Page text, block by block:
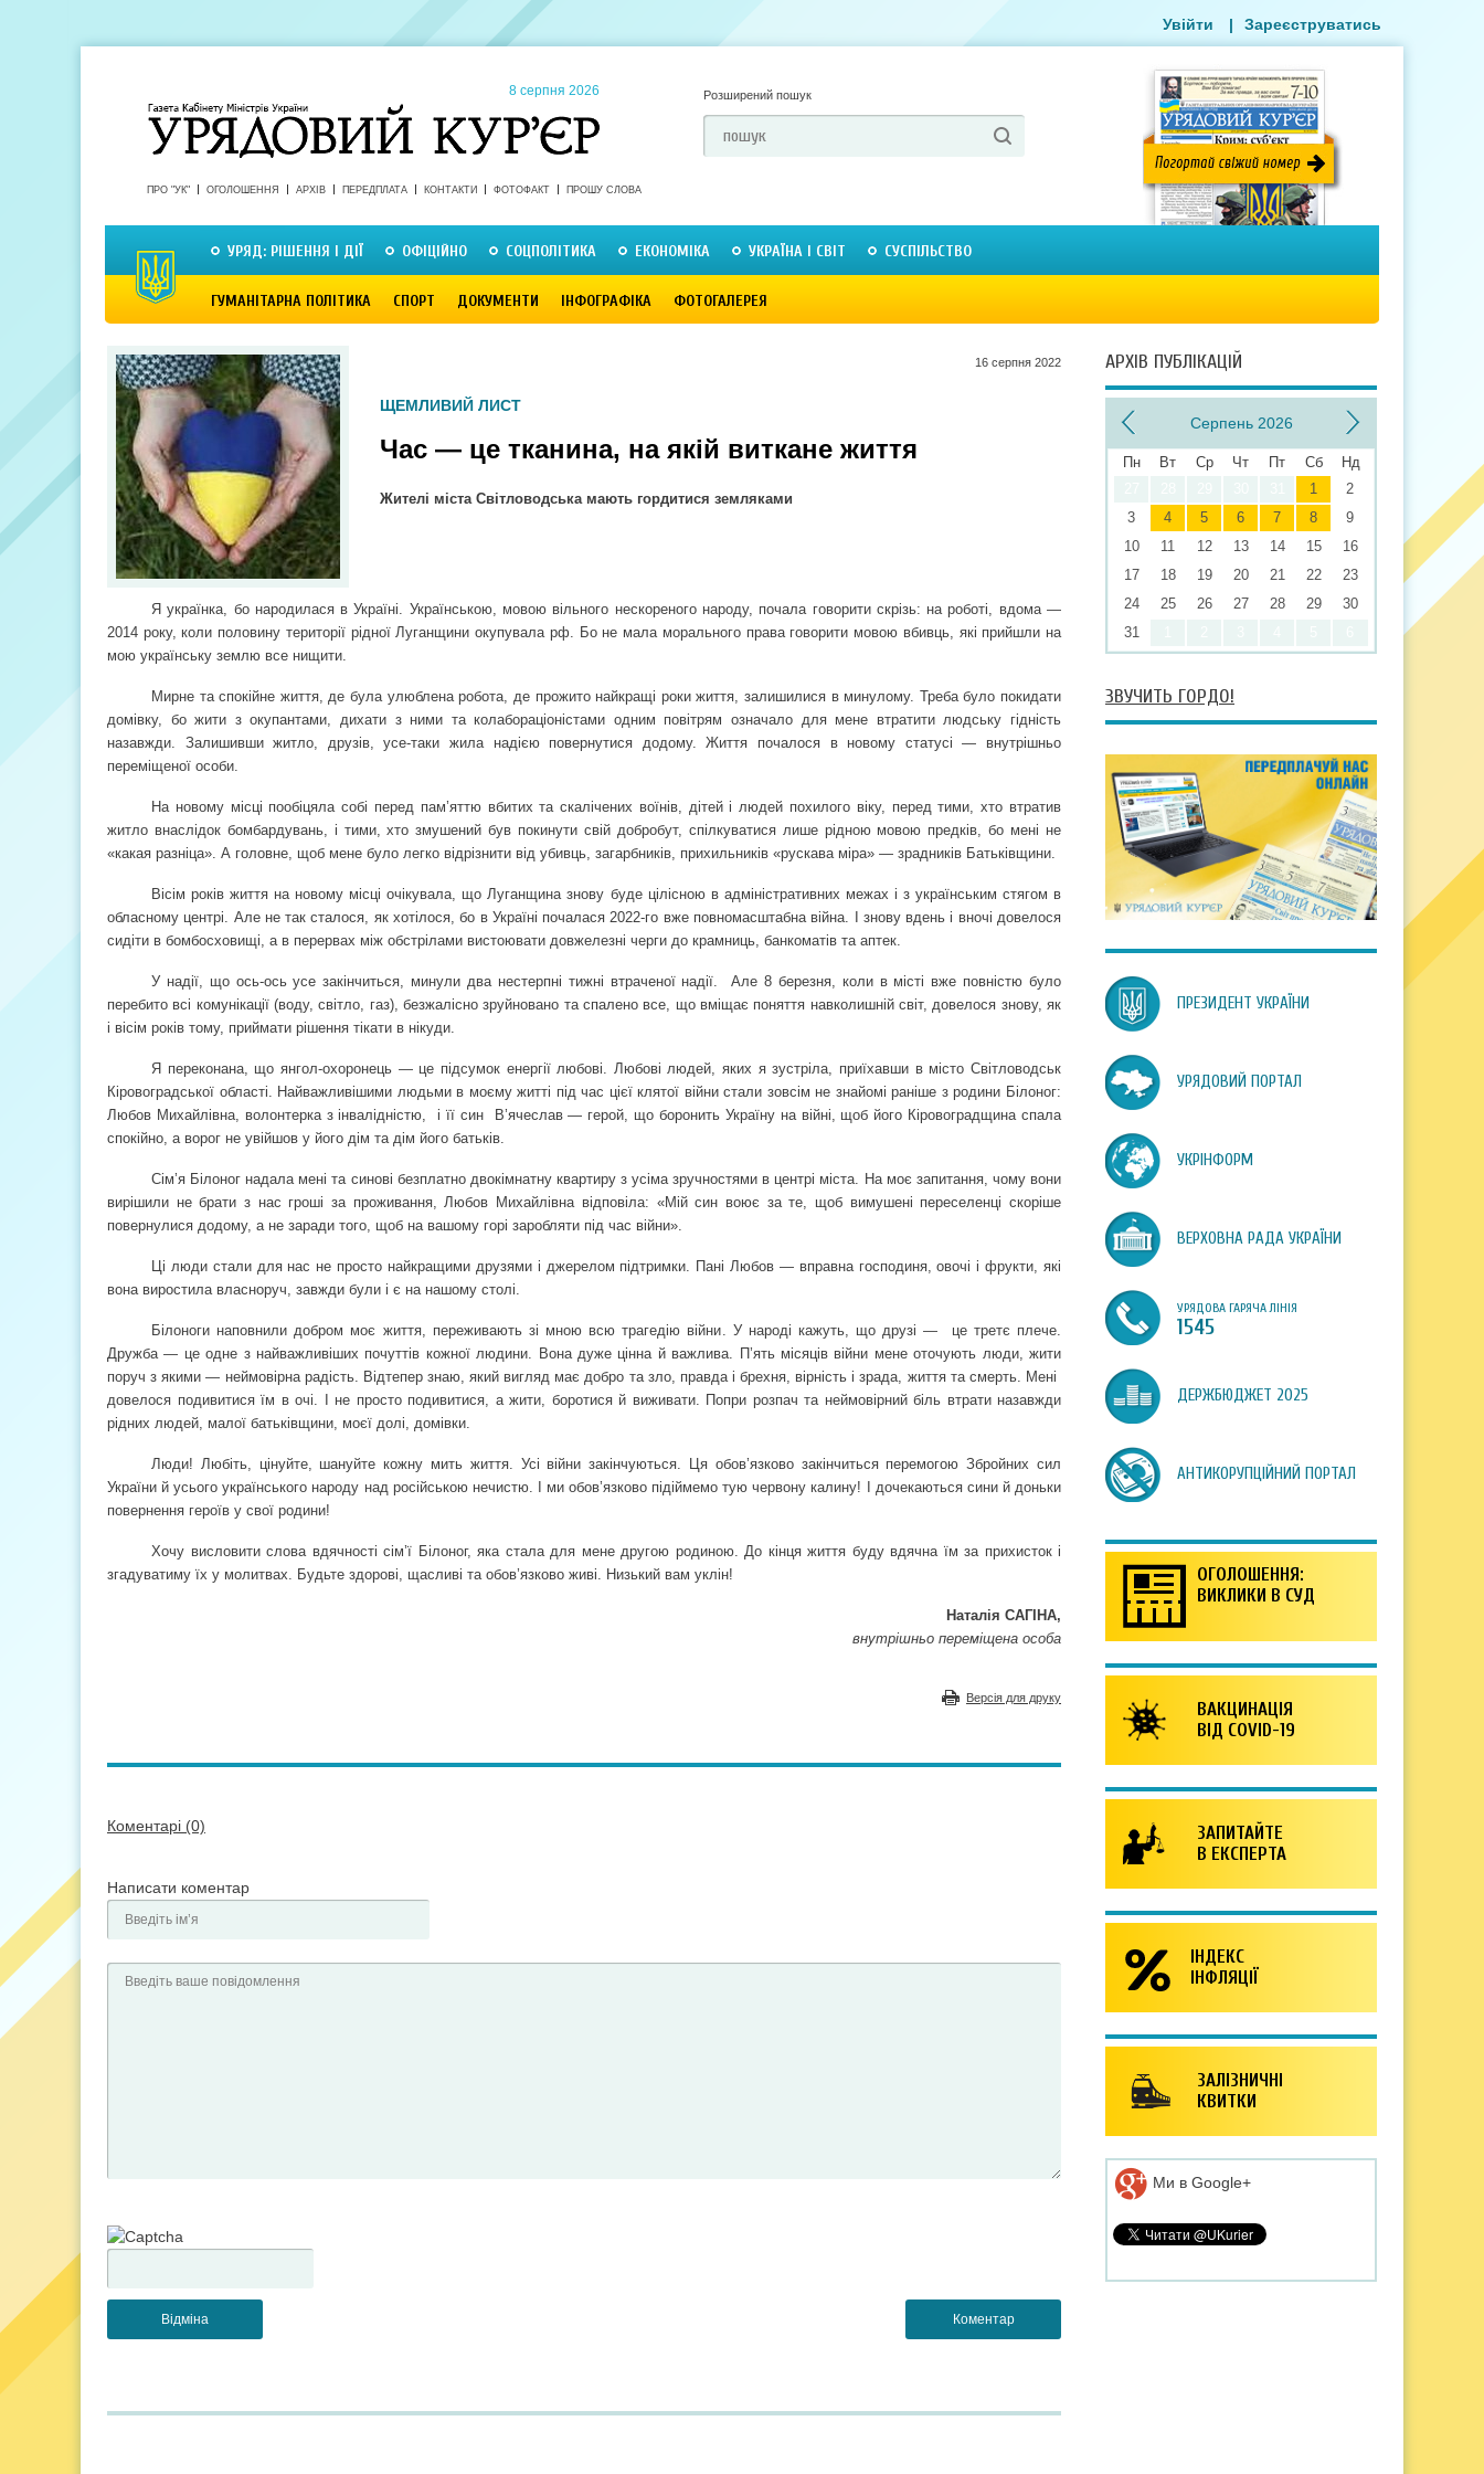
8 серпня 2026 Розширений пошук
ПРО "УК" ОГОЛОШЕННЯ АРХІВ ПЕРЕДПЛАТА КОНТАКТИ ФОТОФАКТ ПРОШУ СЛОВА
УРЯД: РІШЕННЯ І ДІЇ ОФІЦІЙНО СОЦПОЛІТИКА ЕКОНОМІКА УКРАЇНА І СВІТ СУСПІЛЬСТВО
ГУМАНІТАРНА ПОЛІТИКА СПОРТ ДОКУМЕНТИ ІНФОГРАФІКА ФОТОГАЛЕРЕЯ
Увійти | Зареєструватись
16 серпня 2022
ЩЕМЛИВИЙ ЛИСТ
Час — це тканина, на якій виткане життя
Жителі міста Світловодська мають гордитися земляками
Я українка, бо народилася в Україні. Українською, мовою вільного нескореного народу, почала говорити скрізь: на роботі, вдома —
2014 року, коли половину території рідної Луганщини окупувала рф. Бо не мала морального права говорити мовою вбивць, які прийшли на
мою українську землю все нищити.
Мирне та спокійне життя, де була улюблена робота, де прожито найкращі роки життя, залишилися в минулому. Треба було покидати
домівку, бо жити з окупантами, дихати з ними та колабораціоністами одним повітрям означало для мене втратити людську гідність
назавжди. Залишивши житло, друзів, усе-таки жила надією повернутися додому. Життя почалося в новому статусі — внутрішньо
переміщеної особи.
На новому місці пообіцяла собі перед пам’яттю вбитих та скалічених воїнів, дітей і людей похилого віку, перед тими, хто втратив
житло внаслідок бомбардувань, і тими, хто змушений був покинути свій добробут, спілкуватися лише рідною мовою предків, бо мені не
«какая разніца». А головне, щоб мене було легко відрізнити від убивць, загарбників, прихильників «рускава міра» — зрадників Батьківщини.
Вісім років життя на новому місці очікувала, що Луганщина знову буде цілісною в адміністративних межах і з українським стягом в
обласному центрі. Але не так сталося, як хотілося, бо в Україні почалася 2022-го вже повномасштабна війна. І знову вдень і вночі довелося
сидіти в бомбосховищі, а в перервах між обстрілами вистоювати довжелезні черги до крамниць, банкоматів та аптек.
У надії, що ось-ось усе закінчиться, минули два нестерпні тижні втраченої надії.
Але 8 березня, коли в місті вже повністю було
перебито всі комунікації (воду, світло, газ), безжалісно зруйновано та спалено все, що вміщає поняття навколишній світ, довелося знову, як
і вісім років тому, приймати рішення тікати в нікуди.
Я переконана, що янгол-охоронець — це підсумок енергії любові. Любові людей, яких я зустріла, приїхавши в місто Світловодськ
Кіровоградської області. Найважливішими людьми в моєму житті під час цієї клятої війни стали зовсім не знайомі раніше з родини Білоног:
Любов Михайлівна, волонтерка з інвалідністю,
і її син
В’ячеслав — герой, що боронить Україну на війні, щоб його Кіровоградщина спала
спокійно, а ворог не увійшов у його дім та дім його батьків.
Сім’я Білоног надала мені та синові безплатно двокімнатну квартиру з усіма зручностями в центрі міста. На моє запитання, чому вони
вирішили не брати з нас гроші за проживання, Любов Михайлівна відповіла: «Мій син воює за те, щоб вимушені переселенці скоріше
повернулися додому, а не заради того, щоб на вашому горі за­робляти під час війни».
Ці люди стали для нас не просто найкращими друзями і джерелом підтримки. Пані Любов — вправна господиня, овочі і фрукти, які
вона виростила власноруч, завжди були і є на нашому столі.
Білоноги наповнили добром моє життя, переживають зі мною всю трагедію війни. У народі кажуть, що друзі —
це третє плече.
Дружба — це одне з найважливіших почуттів кожної людини. Вона дуже цінна й важлива. П’ять місяців війни мене оточують люди, жити
поруч з якими — неймовірна радість. Відтепер знаю, який вигляд має добро та зло, правда і брехня, вірність і зрада, життя та смерть. Мені
довелося подивитися їм в очі. І не просто подивитися, а жити, боротися й виживати. Попри розпач та неймовірний біль втрати назавжди
рідних людей, малої батьківщини, моєї долі, домівки.
Люди! Любіть, цінуйте, шануйте кожну мить життя. Усі війни закінчуються. Ця обо­в’язково закінчиться перемогою Збройних сил
України й усього українського народу над російською нечистю. І ми обов’язково підійме­мо тую червону калину! І дочекаються сини й доньки
повернення героїв у свої родини!
Хочу висловити слова вдячності сім’ї Білоног, яка стала для мене другою родиною. До кінця життя буду вдячна їм за прихисток і
згадуватиму їх у молитвах. Будьте здорові, щасливі та обов’язково живі. Низький вам уклін!
Наталія САГІНА,
внутрішньо переміщена особа
Версія для друку
Коментарі (0)
Написати коментар
АРХІВ ПУБЛІКАЦІЙ
Серпень 2026
Пн Вт Ср Чт Пт Сб
Нд
1
2
3
4 5 6 7 8
9
10
11 12 13 14 15
16
17
18 19 20 21 22
23
24
25 26 27 28 29
30
31
ЗВУЧИТЬ ГОРДО!
ПРЕЗИДЕНТ УКРАЇНИ
УРЯДОВИЙ ПОРТАЛ
УКРІНФОРМ
ВЕРХОВНА РАДА УКРАЇНИ
УРЯДОВА ГАРЯЧА ЛІНІЯ
1545
ДЕРЖБЮДЖЕТ 2025
АНТИКОРУПЦІЙНИЙ ПОРТАЛ
ОГОЛОШЕННЯ:
ВИКЛИКИ В СУД
ВАКЦИНАЦІЯ
ВІД COVID-19
ЗАПИТАЙТЕ
В ЕКСПЕРТА
ІНДЕКС
ІНФЛЯЦІЇ
ЗАЛІЗНИЧНІ
КВИТКИ
Ми в Google+